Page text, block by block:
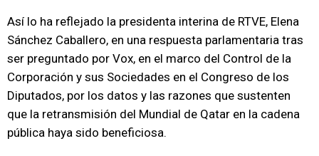
Así lo ha reflejado la presidenta interina de RTVE, Elena
Sánchez Caballero, en una respuesta parlamentaria tras
ser preguntado por Vox, en el marco del Control de la
Corporación y sus Sociedades en el Congreso de los
Diputados, por los datos y las razones que sustenten
que la retransmisión del Mundial de Qatar en la cadena
pública haya sido beneficiosa.